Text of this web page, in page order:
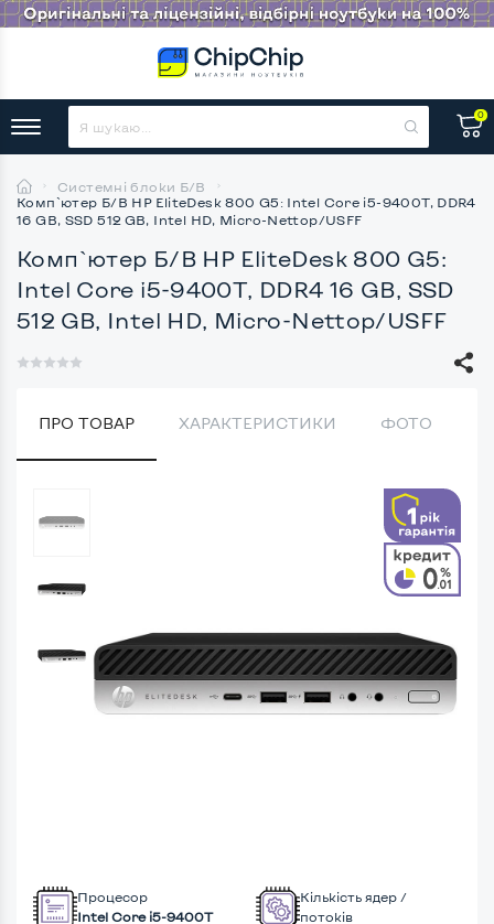
0
Системні блоки Б/В
Комп`ютер Б/В HP EliteDesk 800 G5: Intel Core i5-9400T, DDR4
16 GB, SSD 512 GB, Intel HD, Micro-Nettop/USFF
Комп`ютер Б/В HP EliteDesk 800 G5:
Intel Core i5-9400T, DDR4 16 GB, SSD
512 GB, Intel HD, Micro-Nettop/USFF
ПРО ТОВАР ХАРАКТЕРИСТИКИ ФОТО
Процесор
Intel Core i5-9400T
Кількість ядер /
потоків